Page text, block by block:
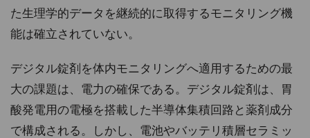
た生理学的データを継続的に取得するモニタリング機
能は確立されていない。
デジタル錠剤を体内モニタリングへ適用するための最
大の課題は、電力の確保である。デジタル錠剤は、胃
酸発電用の電極を搭載した半導体集積回路と薬剤成分
で構成される。しかし、電池やバッテリ積層セラミッ